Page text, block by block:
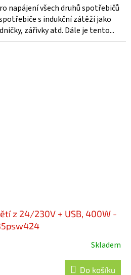
napájení všech druhů spotřebičů
s indukční zátěží jako
zářivky atd. Dále je tento...
z 24/230V + USB, 400W -
Skladem
Do košíku